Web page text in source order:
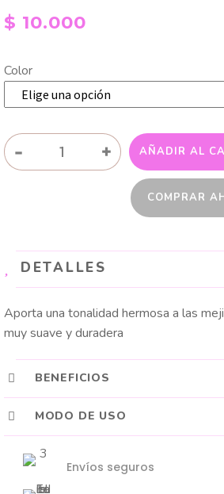
$ 10.000
Color
-
EN
cantidad
+ AÑADIR AL
COMPRAR
DETALLES
Aporta una tonalidad hermosa a las
muy suave y duradera
BENEFICIOS
MODO DE USO
Envíos seguros